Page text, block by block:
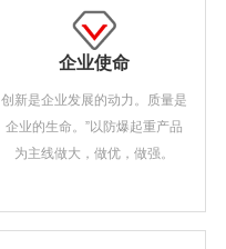
企业使命
创新是企业发展的动力。质量是
企业的生命。”以防爆起重产品
为主线做大，做优，做强。